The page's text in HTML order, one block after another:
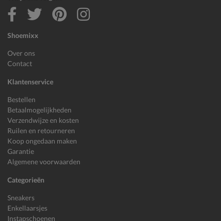
Shoemixx
Over ons
Contact
Klantenservice
Bestellen
Betaalmogelijkheden
Verzendwijze en kosten
Ruilen en retourneren
Koop ongedaan maken
Garantie
Algemene voorwaarden
Categorieën
Sneakers
Enkellaarsjes
Instapschoenen